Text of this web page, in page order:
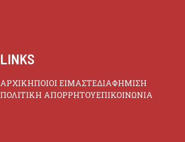
LINKS
ΑΡΧΙΚΗΠΟΙΟΙ ΕΙΜΑΣΤΕΔΙΑΦΗΜΙΣΗ
ΠΟΛΙΤΙΚΗ ΑΠΟΡΡΗΤΟΥΕΠΙΚΟΙΝΩΝΙΑ